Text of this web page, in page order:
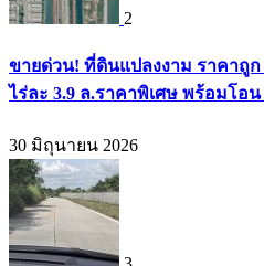
2
ขายด่วน! ที่ดินแปลงงาม ราคาถูก
ไร่ละ 3.9 ล.ราคาพิเศษ พร้อมโอน
30 มิถุนายน 2026